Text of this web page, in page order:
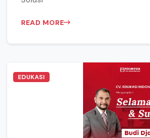
READ MORE
EDUKASI